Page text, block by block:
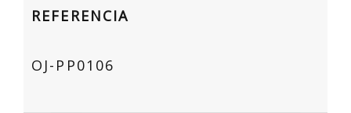
REFERENCIA
OJ-PP0106